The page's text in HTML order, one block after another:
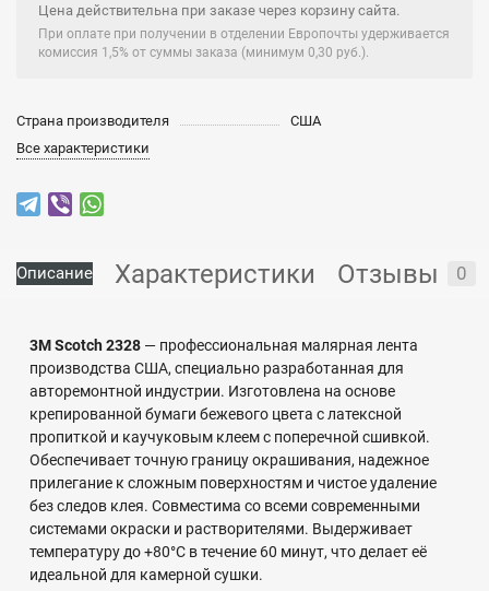
Цена действительна при заказе через корзину сайта.
При оплате при получении в отделении Европочты удерживается
комиссия 1,5% от суммы заказа (минимум 0,30 руб.).
Страна производителя
США
Все характеристики
Описание Характеристики Отзывы 0
3M Scotch 2328 — профессиональная малярная лента
производства США, специально разработанная для
авторемонтной индустрии. Изготовлена на основе
крепированной бумаги бежевого цвета с латексной
пропиткой и каучуковым клеем с поперечной сшивкой.
Обеспечивает точную границу окрашивания, надежное
прилегание к сложным поверхностям и чистое удаление
без следов клея. Совместима со всеми современными
системами окраски и растворителями. Выдерживает
температуру до +80°C в течение 60 минут, что делает её
идеальной для камерной сушки.